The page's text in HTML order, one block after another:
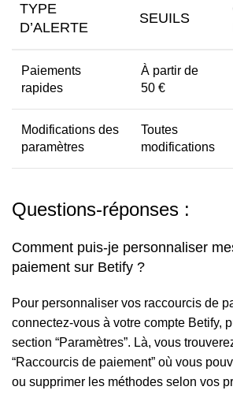
TYPE
D’ALERTE
SEUILS
Paiements
rapides
À partir de
50 €
Modifications des
paramètres
Toutes
modifications
Questions-réponses :
Comment puis-je personnaliser
paiement sur Betify ?
Pour personnaliser vos raccourcis de
connectez-vous à votre compte Betify,
section “Paramètres”. Là, vous
“Raccourcis de paiement” où vous
ou supprimer les méthodes selon vos